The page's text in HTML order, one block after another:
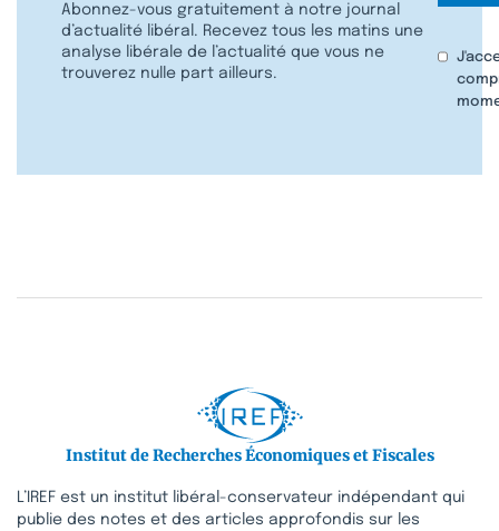
Abonnez-vous gratuitement à notre journal
d’actualité libéral. Recevez tous les matins une
analyse libérale de l’actualité que vous ne
trouverez nulle part ailleurs.
Institut de Recherches Économiques et Fiscales
L’IREF est un institut libéral-conservateur indépendant qui
publie des notes et des articles approfondis sur les